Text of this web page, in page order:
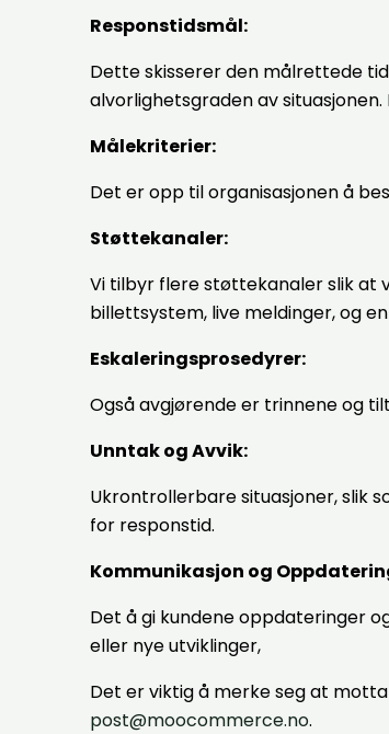
Responstidsmål:
Dette skisserer den målrettede
alvorlighetsgraden av
Målekriterier:
Det er opp til organisasjonen å
Støttekanaler:
Vi tilbyr flere støttekanaler slik at
billettsystem, live meldinger, og
Eskaleringsprosedyrer:
Også avgjørende er trinnene og
Unntak og Avvik:
Ukrontrollerbare situasjoner, slik
for responstid.
Kommunikasjon og
Det å gi kundene oppdateringer
eller nye utviklinger,
Det er viktig å merke seg at
post@moocommerce.no.